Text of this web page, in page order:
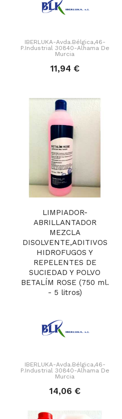
IBERLUKA-Avda.Bélgica,46-
P.Industrial 30840-Alhama De
Murcia
11,94 €
LIMPIADOR-
ABRILLANTADOR
MEZCLA
DISOLVENTE,ADITIVOS
HIDROFUGOS Y
REPELENTES DE
SUCIEDAD Y POLVO
BETALÍM ROSE (750 ml.
- 5 litros)
IBERLUKA-Avda.Bélgica,46-
P.Industrial 30840-Alhama De
Murcia
14,06 €